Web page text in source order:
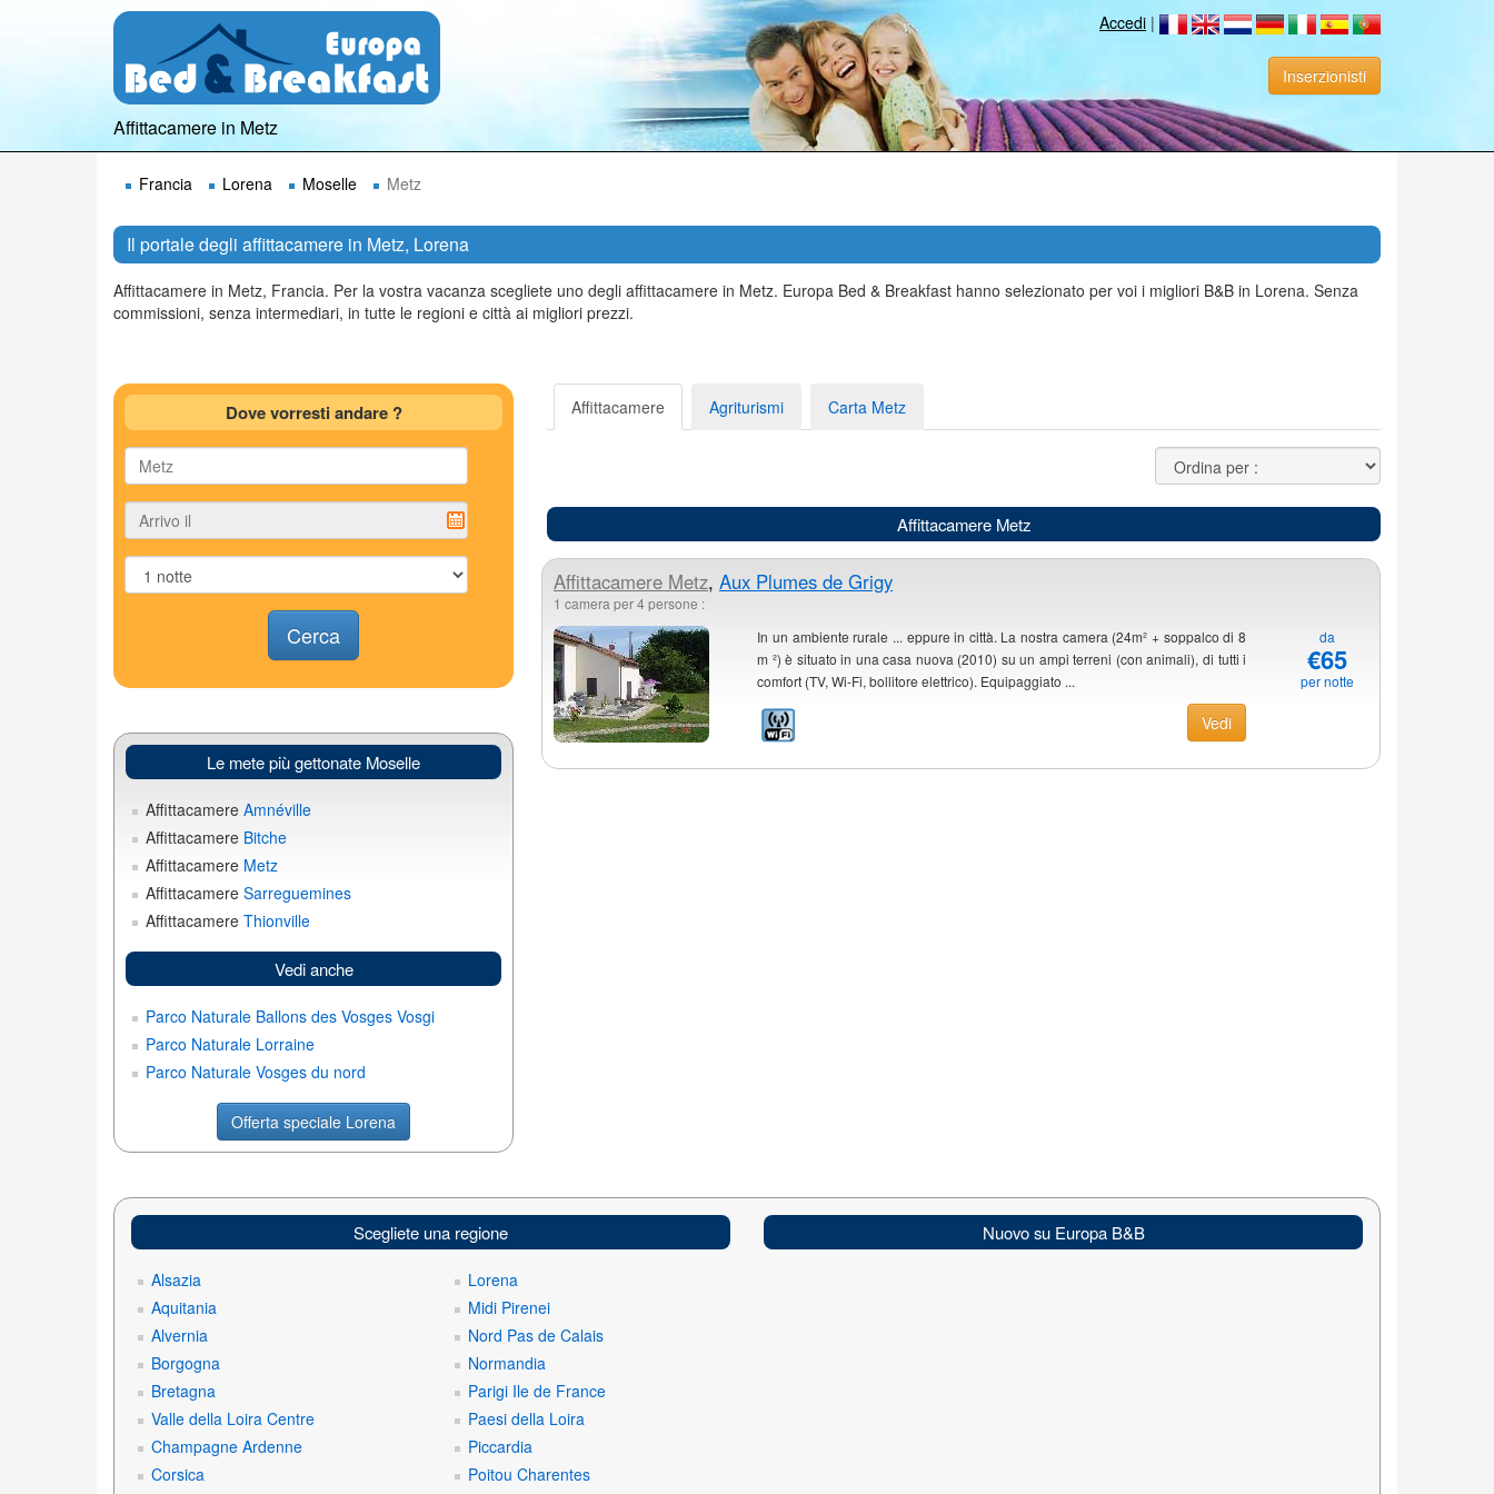
Accedi |
Inserzionisti
Affittacamere in Metz
Francia Lorena Moselle Metz
Il portale degli affittacamere in Metz, Lorena
Affittacamere in Metz, Francia. Per la vostra vacanza scegliete uno degli affittacamere in Metz. Europa Bed & Breakfast hanno selezionato per voi i migliori B&B in Lorena. Senza
commissioni, senza intermediari, in tutte le regioni e città ai migliori prezzi.
Dove vorresti andare ?
Cerca
Le mete più gettonate Moselle
Affittacamere Amnéville
Affittacamere Bitche
Affittacamere Metz
Affittacamere Sarreguemines
Affittacamere Thionville
Vedi anche
Parco Naturale Ballons des Vosges Vosgi
Parco Naturale Lorraine
Parco Naturale Vosges du nord
Offerta speciale Lorena
Affittacamere Agriturismi Carta Metz
Affittacamere Metz
Affittacamere Metz, Aux Plumes de Grigy
1 camera per 4 persone :
In un ambiente rurale ... eppure in città. La nostra camera (24m² + soppalco di 8
m ²) è situato in una casa nuova (2010) su un ampi terreni (con animali), di tutti i
comfort (TV, Wi-Fi, bollitore elettrico). Equipaggiato ...
Vedi
da
€65
per notte
Scegliete una regione
Alsazia
Aquitania
Alvernia
Borgogna
Bretagna
Valle della Loira Centre
Champagne Ardenne
Corsica
Lorena
Midi Pirenei
Nord Pas de Calais
Normandia
Parigi Ile de France
Paesi della Loira
Piccardia
Poitou Charentes
Nuovo su Europa B&B